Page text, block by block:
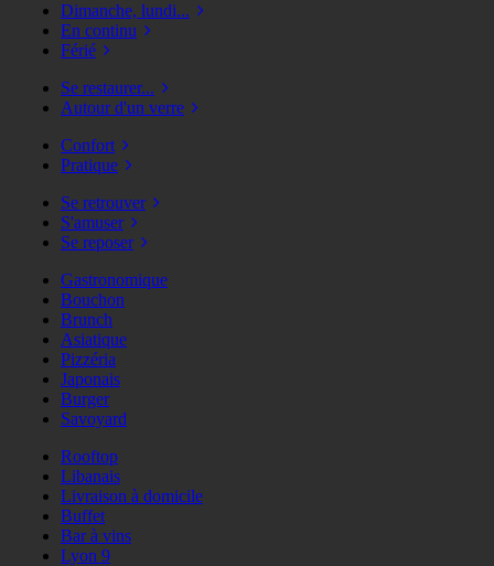
Dimanche, lundi...
En continu
Férié
Se restaurer...
Autour d'un verre
Confort
Pratique
Se retrouver
S'amuser
Se reposer
Gastronomique
Bouchon
Brunch
Asiatique
Pizzéria
Japonais
Burger
Savoyard
Rooftop
Libanais
Livraison à domicile
Buffet
Bar à vins
Lyon 9